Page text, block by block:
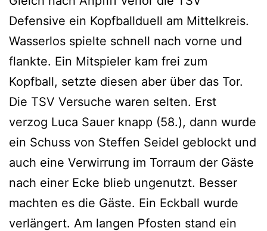
Defensive ein Kopfballduell am Mittelkreis.
Wasserlos spielte schnell nach vorne und
flankte. Ein Mitspieler kam frei zum
Kopfball, setzte diesen aber über das Tor.
Die TSV Versuche waren selten. Erst
verzog Luca Sauer knapp (58.), dann wurde
ein Schuss von Steffen Seidel geblockt und
auch eine Verwirrung im Torraum der Gäste
nach einer Ecke blieb ungenutzt. Besser
machten es die Gäste. Ein Eckball wurde
verlängert. Am langen Pfosten stand ein